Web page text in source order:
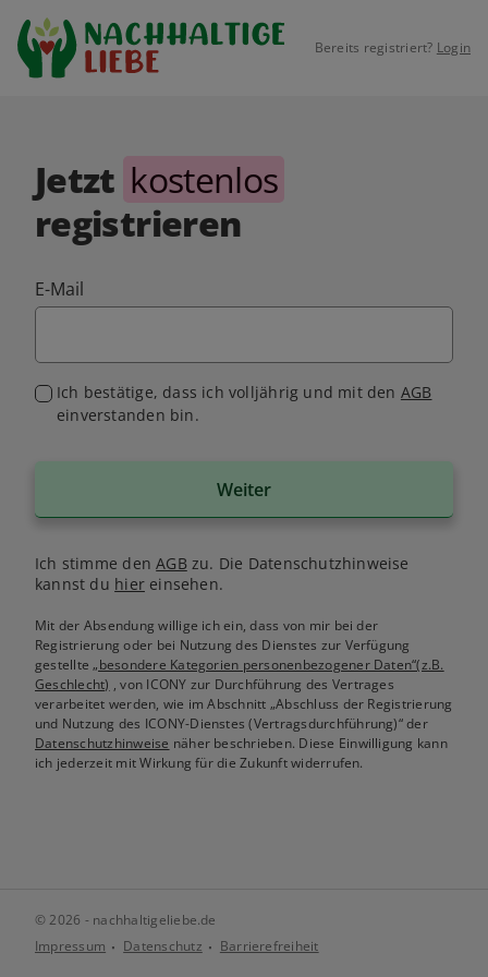
Bereits registriert? Login
Jetzt kostenlos
registrieren
E-Mail
Ich bestätige, dass ich volljährig und mit den AGB
einverstanden bin.
Weiter
Ich stimme denAGB zu. Die Datenschutzhinweise
kannst du hiereinsehen.
Mit der Absendung willige ich ein, dass von mir bei der
Registrierung oder bei Nutzung des Dienstes zur Verfügung
gestellte„besondere Kategorien personenbezogener Daten“(z.B.
Geschlecht) , von ICONY zur Durchführung des Vertrages
verarbeitet werden, wie im Abschnitt „Abschluss der Registrierung
und Nutzung des ICONY-Dienstes (Vertragsdurchführung)“ der
Datenschutzhinweise näher beschrieben. Diese Einwilligung kann
ich jederzeit mit Wirkung für die Zukunft widerrufen.
© 2026 - nachhaltigeliebe.de
Impressum
Datenschutz Barrierefreiheit